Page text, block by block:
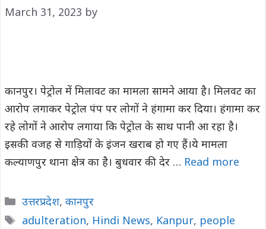
March 31, 2023 by
कानपुर। पेट्रोल में मिलावट का मामला सामने आया है। मिलवट का
आरोप लगाकर पेट्रोल पंप पर लोगों ने हंगामा कर दिया। हंगामा कर
रहे लोगों ने आरोप लगाया कि पेट्रोल के साथ पानी आ रहा है।
इसकी वजह से गाड़ियों के इंजन खराब हो गए हैं।ये मामला
कल्याणपुर थाना क्षेत्र का है। बुधवार की देर … Read more
Categories
उत्तरप्रदेश, कानपुर
Tags
adulteration, Hindi News, Kanpur, people